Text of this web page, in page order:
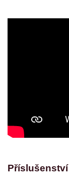
Příslušenství